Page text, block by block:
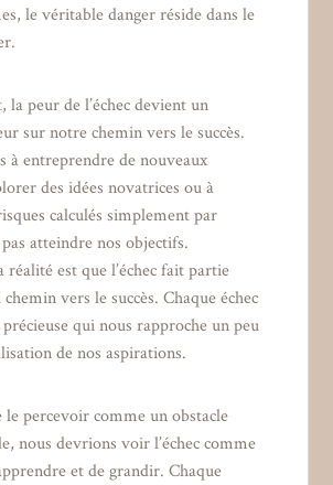
le véritable danger réside dans le
la peur de l’échec devient un
sur notre chemin vers le succès.
à entreprendre de nouveaux
des idées novatrices ou à
calculés simplement par
atteindre nos objectifs.
réalité est que l’échec fait partie
vers le succès. Chaque échec
qui nous rapproche un peu
de nos aspirations.
le percevoir comme un obstacle
nous devrions voir l’échec comme
et de grandir. Chaque